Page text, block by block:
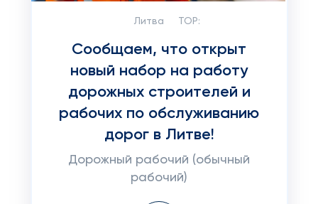
Литва TOP:
Сообщаем, что открыт
новый набор на работу
дорожных строителей и
рабочих по обслуживанию
дорог в Литве!
Дорожный рабочий (обычный
рабочий)